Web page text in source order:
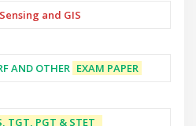
and GIS
AND OTHER EXAM PAPER
TGT, PGT & STET